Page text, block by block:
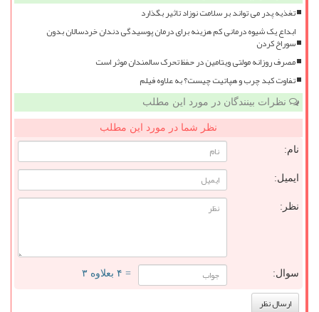
تغذیه پدر می تواند بر سلامت نوزاد تاثیر بگذارد
ابداع یک شیوه درمانی کم هزینه برای درمان پوسیدگی دندان خردسالان بدون
سوراخ کردن
مصرف روزانه مولتی ویتامین در حفظ تحرک سالمندان موثر است
تفاوت کبد چرب و هپاتیت چیست؟ به علاوه فیلم
نظرات بینندگان در مورد این مطلب
نظر شما در مورد این مطلب
نام:
ایمیل:
نظر:
سوال: = ۴ بعلاوه ۳